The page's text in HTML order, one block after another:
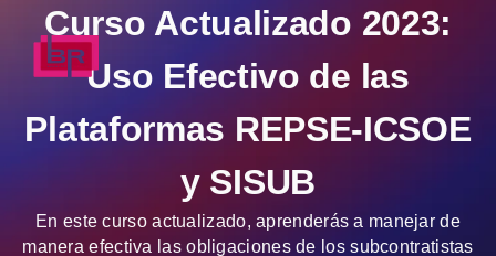
Curso Actualizado 2023:
Uso Efectivo de las
Plataformas REPSE-ICSOE
y SISUB
En este curso actualizado, aprenderás a manejar de
manera efectiva las obligaciones de los subcontratistas